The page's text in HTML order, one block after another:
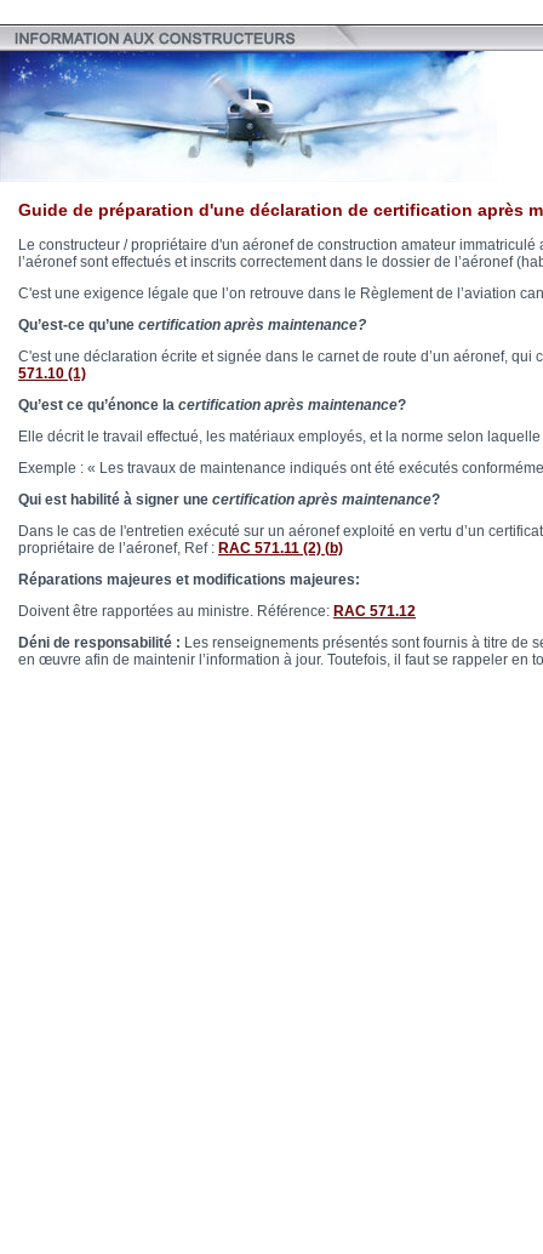
Guide de préparation d'une déclaration de certification après
Le constructeur / propriétaire d'un aéronef de construction amateur
l’aéronef sont effectués et inscrits correctement dans le dossier de l’aéronef
C'est une exigence légale que l’on retrouve dans le Règlement de l’aviation
Qu’est-ce qu’une certification après maintenance?
C'est une déclaration écrite et signée dans le carnet de route d’un aéronef,
571.10 (1)
Qu’est ce qu’énonce la certification après maintenance?
Elle décrit le travail effectué, les matériaux employés, et la norme selon
Exemple : « Les travaux de maintenance indiqués ont été exécutés
Qui est habilité à signer une certification après maintenance?
Dans le cas de l'entretien exécuté sur un aéronef exploité en vertu d’un
propriétaire de l’aéronef, Ref : RAC 571.11 (2) (b)
Réparations majeures et modifications majeures:
Doivent être rapportées au ministre. Référence: RAC 571.12
Déni de responsabilité : Les renseignements présentés sont fournis à titre de
en œuvre afin de maintenir l’information à jour. Toutefois, il faut se rappeler en